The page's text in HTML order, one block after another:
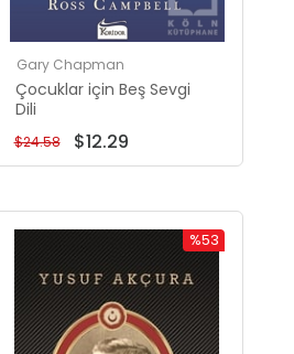
Gary Chapman
Çocuklar için Beş Sevgi
Dili
$12.29
$24.58
%53
İndirim
%53İndirim